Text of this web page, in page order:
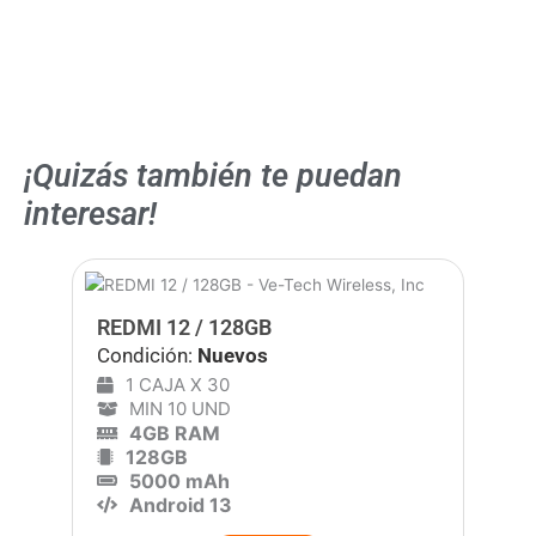
¡Quizás también te puedan
interesar!
REDMI 12 / 128GB
Condición: Nuevos
1 CAJA X 30
MIN 10 UND
4GB RAM
128GB
5000 mAh
Android 13